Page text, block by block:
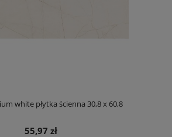
white płytka ścienna 30,8 x 60,8
55,97 zł